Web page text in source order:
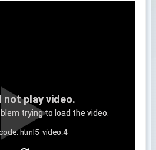
not play video.
trying to load the video.
html5_video:4